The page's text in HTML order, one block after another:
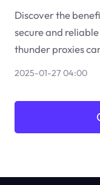
Discover the
secure and
thunder proxies
2025-01-27 04:00